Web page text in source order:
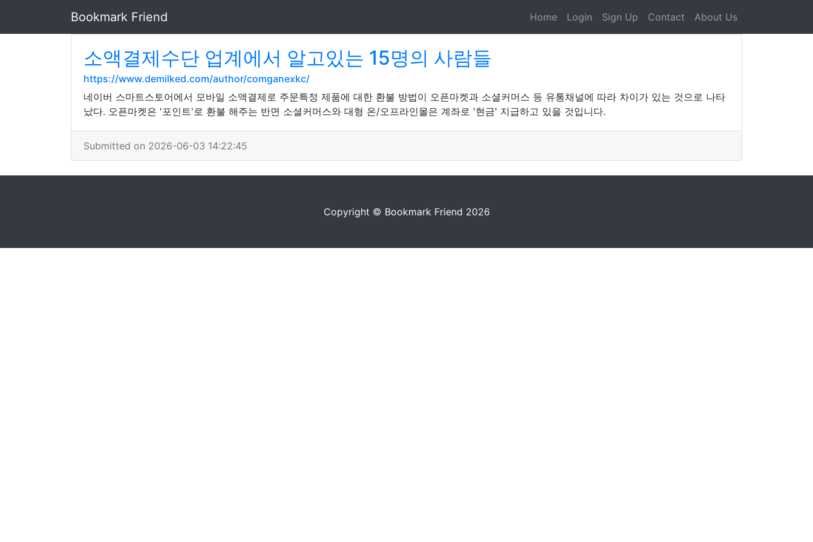
Bookmark Friend Home Login Sign Up Contact About Us
소액결제수단 업계에서 알고있는 15명의 사람들
https://www.demilked.com/author/comganexkc/
네이버 스마트스토어에서 모바일 소액결제로 주문특정 제품에 대한 환불 방법이 오픈마켓과 소셜커머스 등 유통채널에 따라 차이가 있는 것으로 나타
났다. 오픈마켓은 '포인트'로 환불 해주는 반면 소셜커머스와 대형 온/오프라인몰은 계좌로 '현금' 지급하고 있을 것입니다.
Submitted on 2026-06-03 14:22:45
Copyright © Bookmark Friend 2026